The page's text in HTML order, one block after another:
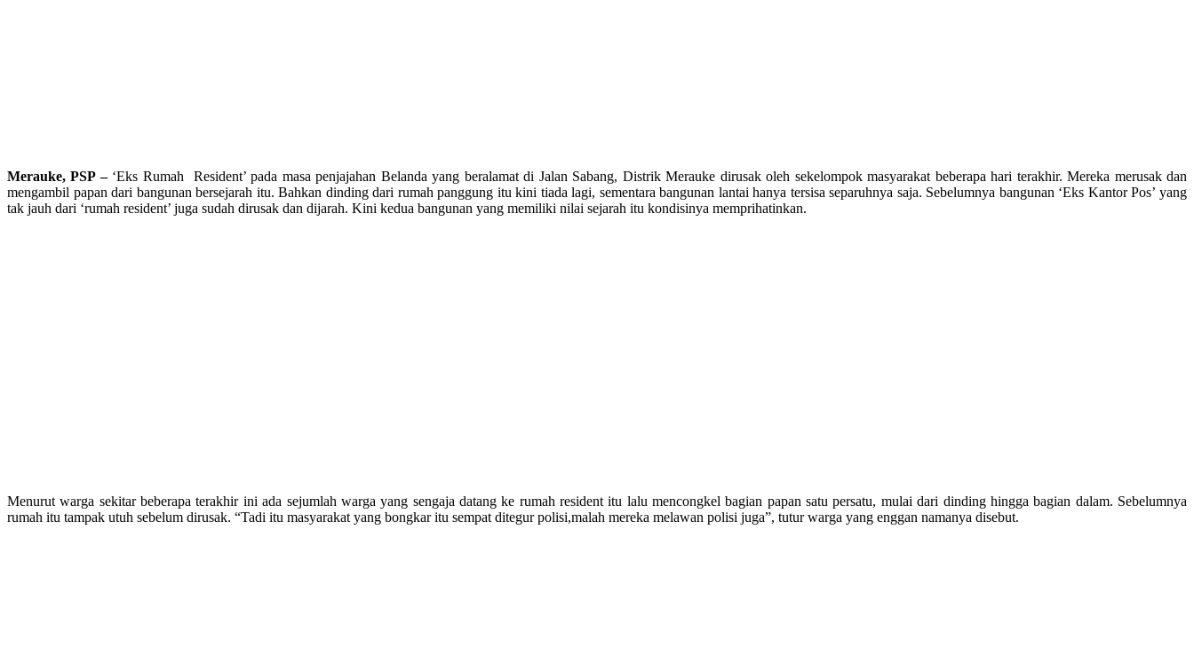
Merauke, PSP –‘Eks Rumah Resident’ pada masa penjajahan Belanda yang beralamat di Jalan Sabang, Distrik Merauke dirusak oleh sekelompok masyarakat beberapa hari terakhir. Mereka merusak dan
mengambil papan dari bangunan bersejarah itu. Bahkan dinding dari rumah panggung itu kini tiada lagi, sementara bangunan lantai hanya tersisa separuhnya saja. Sebelumnya bangunan ‘Eks Kantor Pos’ yang
tak jauh dari ‘rumah resident’ juga sudah dirusak dan dijarah. Kini kedua bangunan yang memiliki nilai sejarah itu kondisinya memprihatinkan.
Menurut warga sekitar beberapa terakhir ini ada sejumlah warga yang sengaja datang ke rumah resident itu lalu mencongkel bagian papan satu persatu, mulai dari dinding hingga bagian dalam. Sebelumnya
rumah itu tampak utuh sebelum dirusak. “Tadi itu masyarakat yang bongkar itu sempat ditegur polisi,malah mereka melawan polisi juga”, tutur warga yang enggan namanya disebut.